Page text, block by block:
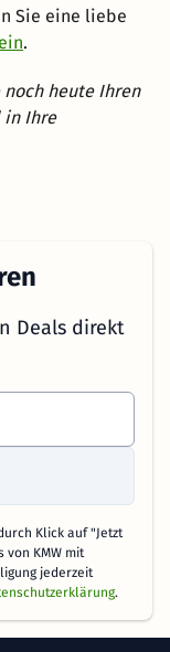
Sie eine liebe
.
noch heute Ihren
in Ihre
Deals direkt
Klick auf "Jetzt
KMW mit
jederzeit
.